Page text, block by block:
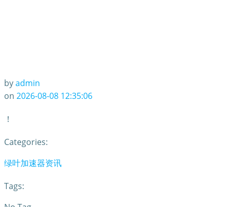
byadmin
on 2026-08-08 12:35:06
！
Categories:
绿叶加速器资讯
Tags: